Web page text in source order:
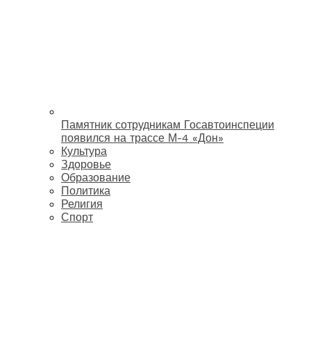
Памятник сотрудникам Госавтоинспеции
появился на трассе М-4 «Дон»
Культура
Здоровье
Образование
Политика
Религия
Спорт